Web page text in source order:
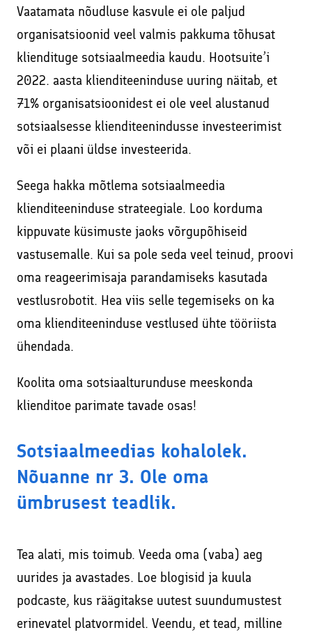
Vaatamata nõudluse kasvule ei ole paljud
organisatsioonid veel valmis pakkuma tõhusat
kliendituge sotsiaalmeedia kaudu. Hootsuite’i
2022. aasta klienditeeninduse uuring näitab, et
71% organisatsioonidest ei ole veel alustanud
sotsiaalsesse klienditeenindusse investeerimist
või ei plaani üldse investeerida.
Seega hakka mõtlema sotsiaalmeedia
klienditeeninduse strateegiale. Loo korduma
kippuvate küsimuste jaoks võrgupõhiseid
vastusemalle. Kui sa pole seda veel teinud, proovi
oma reageerimisaja parandamiseks kasutada
vestlusrobotit. Hea viis selle tegemiseks on ka
oma klienditeeninduse vestlused ühte tööriista
ühendada.
Koolita oma sotsiaalturunduse meeskonda
klienditoe parimate tavade osas!
Sotsiaalmeedias kohalolek.
Nõuanne nr 3. Ole oma
ümbrusest teadlik.
Tea alati, mis toimub. Veeda oma (vaba) aeg
uurides ja avastades. Loe blogisid ja kuula
podcaste, kus räägitakse uutest suundumustest
erinevatel platvormidel. Veendu, et tead, milline